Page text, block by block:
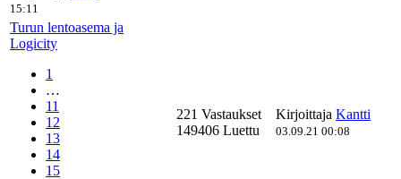
15:11
Turun lentoasema ja
Logicity
1
…
11
12
13
14
15
221 Vastaukset
149406 Luettu
Kirjoittaja Kantti
03.09.21 00:08